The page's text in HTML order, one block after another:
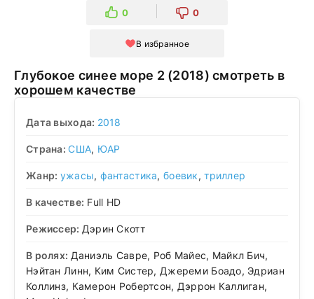
0 0
В избранное
Глубокое синее море 2 (2018) смотреть в
хорошем качестве
Дата выхода: 2018
Страна:США, ЮАР
Жанр: ужасы, фантастика,боевик,триллер
В качестве: Full HD
Режиссер: Дэрин Скотт
В ролях: Даниэль Савре, Роб Майес, Майкл Бич,
Нэйтан Линн, Ким Систер, Джереми Боадо, Эдриан
Коллинз, Камерон Робертсон, Дэррон Каллиган,